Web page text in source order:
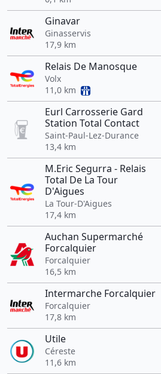
Ginavar
Ginasservis
17,9 km
Relais De Manosque
Volx
11,0 km
Eurl Carrosserie Gard
Station Total Contact
Saint-Paul-Lez-Durance
13,4 km
M.Eric Segurra - Relais
Total De La Tour
D'Aigues
La Tour-D'Aigues
17,4 km
Auchan Supermarché
Forcalquier
Forcalquier
16,5 km
Intermarche Forcalquier
Forcalquier
17,8 km
Utile
Céreste
11,6 km